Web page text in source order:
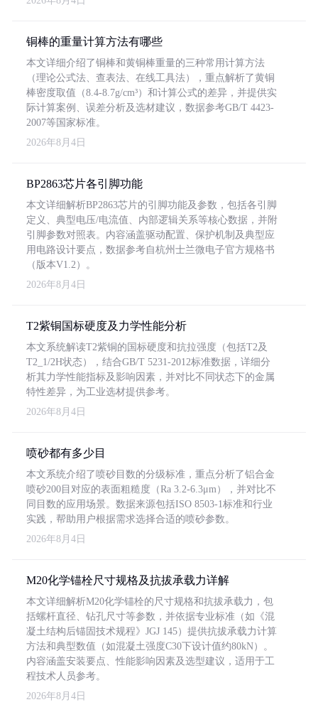
铜棒的重量计算方法有哪些
本文详细介绍了铜棒和黄铜棒重量的三种常用计算方法
（理论公式法、查表法、在线工具法），重点解析了黄铜
棒密度取值（8.4-8.7g/cm³）和计算公式的差异，并提供实
际计算案例、误差分析及选材建议，数据参考GB/T 4423-
2007等国家标准。
2026年8月4日
BP2863芯片各引脚功能
本文详细解析BP2863芯片的引脚功能及参数，包括各引脚
定义、典型电压/电流值、内部逻辑关系等核心数据，并附
引脚参数对照表。内容涵盖驱动配置、保护机制及典型应
用电路设计要点，数据参考自杭州士兰微电子官方规格书
（版本V1.2）。
2026年8月4日
T2紫铜国标硬度及力学性能分析
本文系统解读T2紫铜的国标硬度和抗拉强度（包括T2及
T2_1/2H状态），结合GB/T 5231-2012标准数据，详细分
析其力学性能指标及影响因素，并对比不同状态下的金属
特性差异，为工业选材提供参考。
2026年8月4日
喷砂都有多少目
本文系统介绍了喷砂目数的分级标准，重点分析了铝合金
喷砂200目对应的表面粗糙度（Ra 3.2-6.3μm），并对比不
同目数的应用场景。数据来源包括ISO 8503-1标准和行业
实践，帮助用户根据需求选择合适的喷砂参数。
2026年8月4日
M20化学锚栓尺寸规格及抗拔承载力详解
本文详细解析M20化学锚栓的尺寸规格和抗拔承载力，包
括螺杆直径、钻孔尺寸等参数，并依据专业标准（如《混
凝土结构后锚固技术规程》JGJ 145）提供抗拔承载力计算
方法和典型数值（如混凝土强度C30下设计值约80kN）。
内容涵盖安装要点、性能影响因素及选型建议，适用于工
程技术人员参考。
2026年8月4日